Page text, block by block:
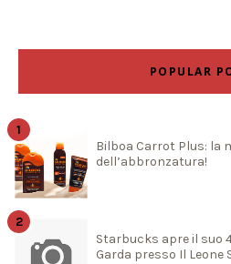
POPULAR
Bilboa Carrot Plus: la
dell’abbronzatura!
Starbucks apre il suo
Garda presso Il Leone